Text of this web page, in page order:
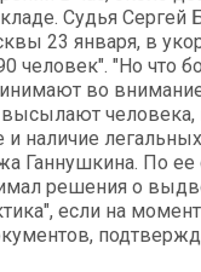
Судья Сергей
23 января, в
человек". "Но что
во
человека,
наличие легальных
Ганнушкина. По ее
решения о
если на